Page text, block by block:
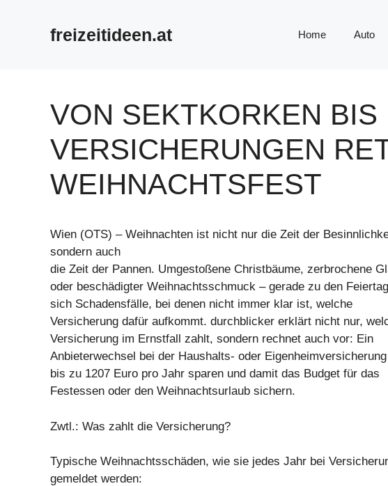
freizeitideen.at Home Auto
VON SEKTKORKEN
VERSICHERUNGEN
WEIHNACHTSFEST
Wien (OTS) – Weihnachten ist nicht nur die Zeit der
sondern auch
die Zeit der Pannen. Umgestoßene Christbäume, zerbrochene
oder beschädigter Weihnachtsschmuck – gerade zu den
sich Schadensfälle, bei denen nicht immer klar ist, welche
Versicherung dafür aufkommt. durchblicker erklärt nicht nur,
Versicherung im Ernstfall zahlt, sondern rechnet auch vor: Ein
Anbieterwechsel bei der Haushalts- oder
bis zu 1207 Euro pro Jahr sparen und damit das Budget für das
Festessen oder den Weihnachtsurlaub sichern.
Zwtl.: Was zahlt die Versicherung?
Typische Weihnachtsschäden, wie sie jedes Jahr bei
gemeldet werden: